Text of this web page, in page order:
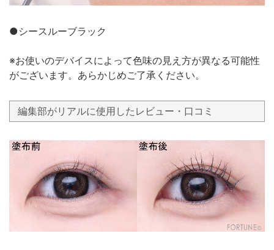
●シースルーブラック
※お使いのデバイスによって色味の見え方が異なる可能性
がございます。あらかじめご了承ください。
編集部がリアルに使用したレビュー・口コミ